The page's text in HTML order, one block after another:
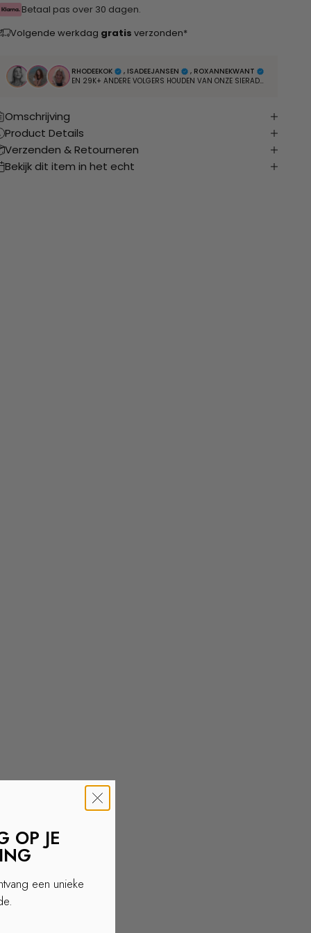
Betaal pas over 30 dagen.
Volgende werkdag gratis verzonden*
RHODEEKOK , ISADEEJANSEN
, ROXANNEKWANT
EN 29K+ ANDERE VOLGERS HOUDEN VAN ONZE SIERADEN
Omschrijving
Product Details
Verzenden & Retourneren
Bekijk dit item in het echt
OP JE
een unieke